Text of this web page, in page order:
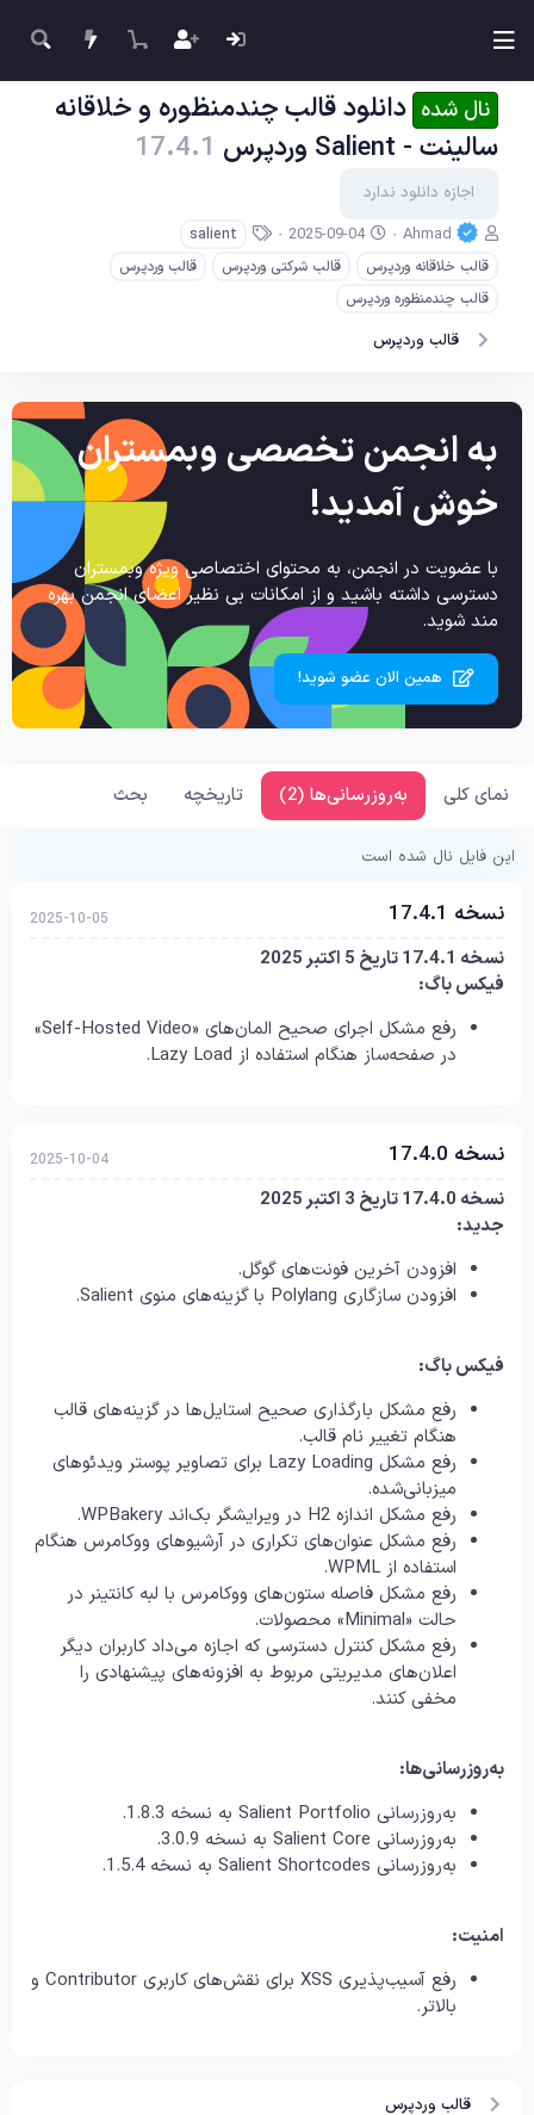
نال شده دانلود قالب چندمنظوره و خلاقانه
سالینت - Salient وردپرس
17.4.1
اجازه دانلود ندارد
ن
ی
س
د
Ahmad
ت
ی
2025-09-04
چ
salient
قالب خلاقانه وردپرس
قالب شرکتی وردپرس
قالب وردپرس
قالب چندمنظوره وردپرس
قالب وردپرس
به انجمن تخصصی وبمستران
خوش آمدید!
با عضویت در انجمن، به محتوای اختصاصی ویژه وبمستران
دسترسی داشته باشید و از امکانات بی نظیر اعضای انجمن بهره
مند شوید.
همین الان عضو شوید!
نمای کلی به‌روزرسانی‌ها (2) تاریخچه بحث
این فایل نال شده است
نسخه 17.4.1 2025-10-05
نسخه 17.4.1 تاریخ 5 اکتبر 2025
فیکس باگ:
رفع مشکل اجرای صحیح المان‌های «Self-Hosted Video»
در صفحه‌ساز هنگام استفاده از Lazy Load.
نسخه 17.4.0 2025-10-04
نسخه 17.4.0 تاریخ 3 اکتبر 2025
جدید:
افزودن آخرین فونت‌های گوگل.
افزودن سازگاری Polylang با گزینه‌های منوی Salient.
فیکس باگ:
رفع مشکل بارگذاری صحیح استایل‌ها در گزینه‌های قالب
هنگام تغییر نام قالب.
رفع مشکل Lazy Loading برای تصاویر پوستر ویدئوهای
میزبانی‌شده.
رفع مشکل اندازه H2 در ویرایشگر بک‌اند WPBakery.
رفع مشکل عنوان‌های تکراری در آرشیوهای ووکامرس هنگام
استفاده از WPML.
رفع مشکل فاصله ستون‌های ووکامرس با لبه کانتینر در
حالت «Minimal» محصولات.
رفع مشکل کنترل دسترسی که اجازه می‌داد کاربران دیگر
اعلان‌های مدیریتی مربوط به افزونه‌های پیشنهادی را
مخفی کنند.
به‌روزرسانی‌ها:
به‌روزرسانی Salient Portfolio به نسخه 1.8.3.
به‌روزرسانی Salient Core به نسخه 3.0.9.
به‌روزرسانی Salient Shortcodes به نسخه 1.5.4.
امنیت:
رفع آسیب‌پذیری XSS برای نقش‌های کاربری Contributor و
بالاتر.
قالب وردپرس